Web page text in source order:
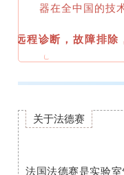
器在全中国的技
远程诊断，故障排除
关于法德赛
法国法德赛是实验